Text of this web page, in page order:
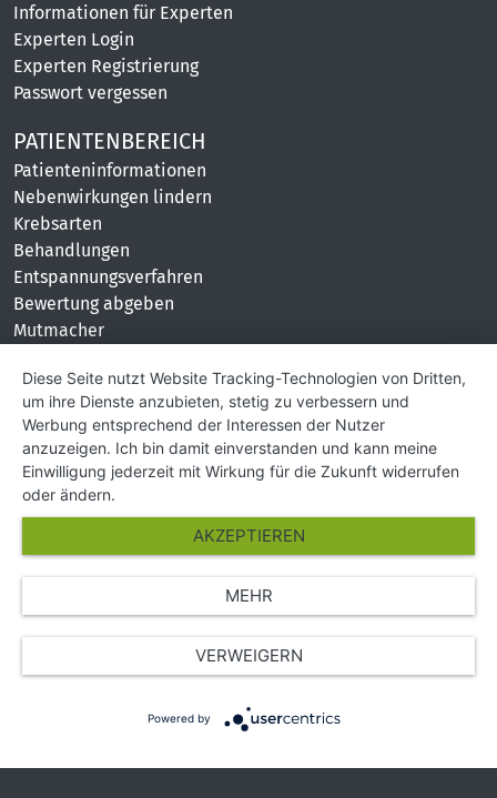
Informationen für Experten
Experten Login
Experten Registrierung
Passwort vergessen
PATIENTENBEREICH
Patienteninformationen
Nebenwirkungen lindern
Krebsarten
Behandlungen
Entspannungsverfahren
Bewertung abgeben
Mutmacher
KONTAKT
Impressum
Hilfe und Kontakt
Partner
Presse
Über Uns
© Copyright 2026 SGK Stärker gegen Krebs
Diese Seite nutzt Website Tracking-Technologien von Dritten,
um ihre Dienste anzubieten, stetig zu verbessern und
Werbung entsprechend der Interessen der Nutzer
anzuzeigen. Ich bin damit einverstanden und kann meine
Einwilligung jederzeit mit Wirkung für die Zukunft widerrufen
oder ändern.
VERWEIGERN
AKZEPTIEREN
MEHR
Powered by